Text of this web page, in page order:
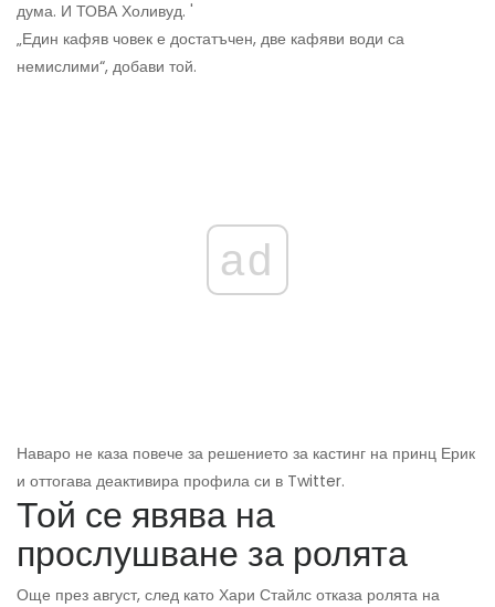
дума. И ТОВА Холивуд. '
„Един кафяв човек е достатъчен, две кафяви води са
немислими“, добави той.
ad
Наваро не каза повече за решението за кастинг на принц Ерик
и оттогава деактивира профила си в Twitter.
Той се явява на
прослушване за ролята
Още през август, след като Хари Стайлс отказа ролята на